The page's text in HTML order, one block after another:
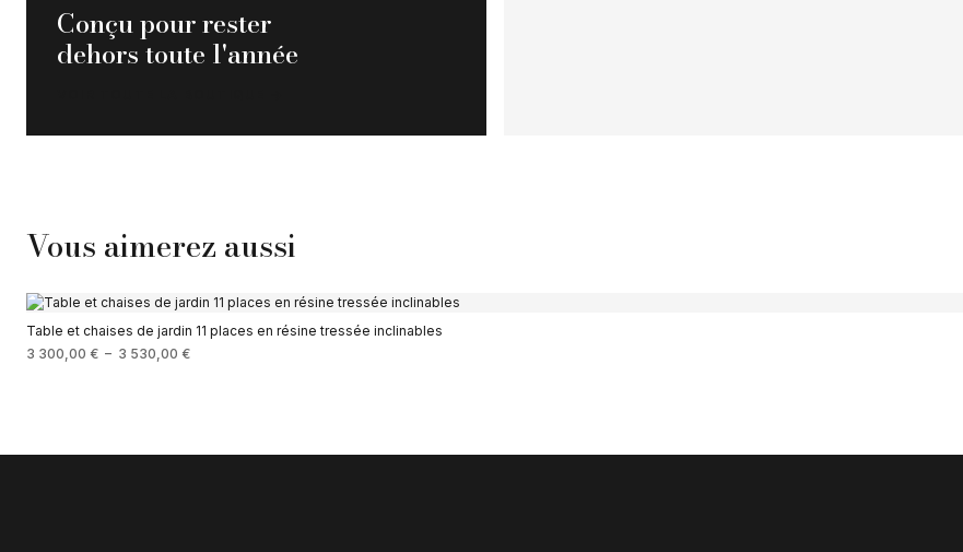
Conçu pour rester
dehors toute l'année
Vous aimerez aussi
Table et chaises de jardin 11 places en résine tressée inclinables
3 300,00 € – 3 530,00 €